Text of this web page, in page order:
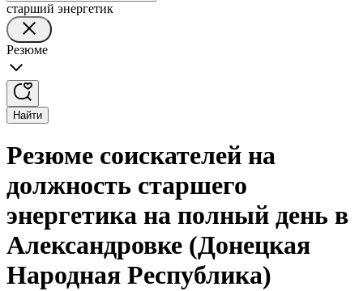
старший энергетик
Резюме
Найти
Резюме соискателей на
должность старшего
энергетика на полный день в
Александровке (Донецкая
Народная Республика)